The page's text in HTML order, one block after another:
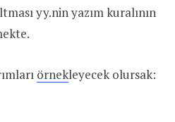
yy.nin yazım kuralının
örnekleyecek olursak: